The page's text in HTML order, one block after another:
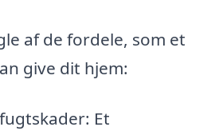
af de fordele, som et
give dit hjem:
Et